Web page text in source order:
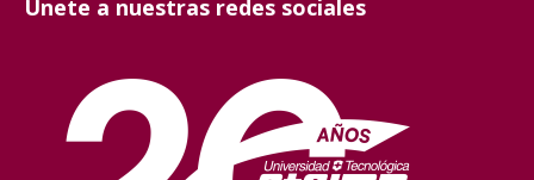
Únete a nuestras redes sociales